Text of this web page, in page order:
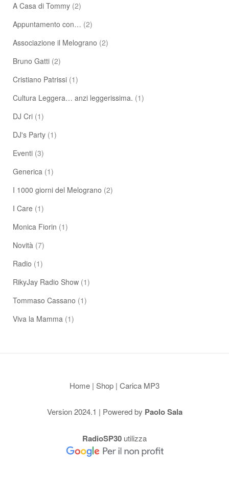
A Casa di Tommy (2)
Appuntamento con… (2)
Associazione il Melograno (2)
Bruno Gatti (2)
Cristiano Patrissi (1)
Cultura Leggera… anzi leggerissima. (1)
DJ Cri (1)
DJ's Party (1)
Eventi (3)
Generica (1)
I 1000 giorni del Melograno (2)
I Care (1)
Monica Fiorin (1)
Novità (7)
Radio (1)
RikyJay Radio Show (1)
Tommaso Cassano (1)
Viva la Mamma (1)
Home | Shop | Carica MP3
Version 2024.1 | Powered by Paolo Sala
RadioSP30 utilizza